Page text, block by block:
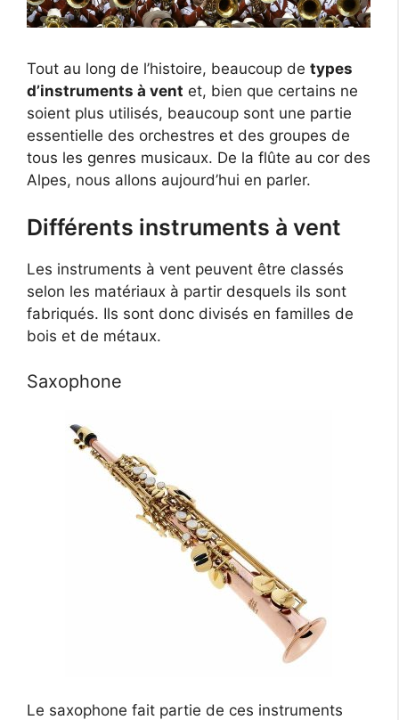
Tout au long de l’histoire, beaucoup de types
d’instruments à vent et, bien que certains ne
soient plus utilisés, beaucoup sont une partie
essentielle des orchestres et des groupes de
tous les genres musicaux. De la flûte au cor des
Alpes, nous allons aujourd’hui en parler.
Différents instruments à vent
Les instruments à vent peuvent être classés
selon les matériaux à partir desquels ils sont
fabriqués. Ils sont donc divisés en familles de
bois et de métaux.
Saxophone
Le saxophone fait partie de ces instruments